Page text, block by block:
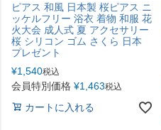
ピアス 和風 日本製 桜ピアス ニ
ッケルフリー 浴衣 着物 和服 花
火大会 成人式 夏 アクセサリー
桜 シリコン ゴム さくら 日本
プレゼント
¥1,540税込
会員特別価格 ¥1,463税込
カートに入れる